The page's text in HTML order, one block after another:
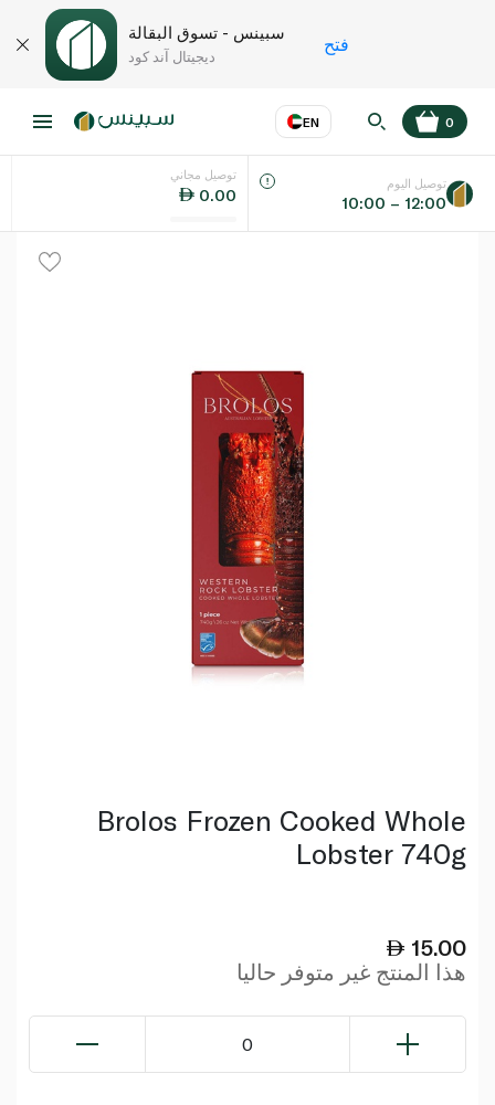
سبينس - تسوق البقالة
ديجيتال آند كود
فتح
EN
اللغة عر
0
توصيل مجاني
0.00
توصيل اليوم
10:00 – 12:00
Brolos Frozen Cooked Whole
Lobster 740g
15.00
هذا المنتج غير متوفر حاليا
0